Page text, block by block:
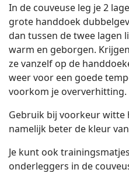
In de couveuse leg je 2
grote handdoek
dan tussen de twee lagen
warm en geborgen.
ze vanzelf op de
weer voor een goede
voorkom je oververhitting.
Gebruik bij voorkeur witte
namelijk beter de kleur
Je kunt ook
onderleggers in de